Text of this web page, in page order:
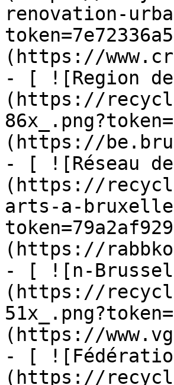
renovation-
(https://
- [ ![Region
(https://
(https://
- [ ![Réseau
(https://
arts-a-
(https://
- [ ![n-
(https://
(https://
- [
(https://